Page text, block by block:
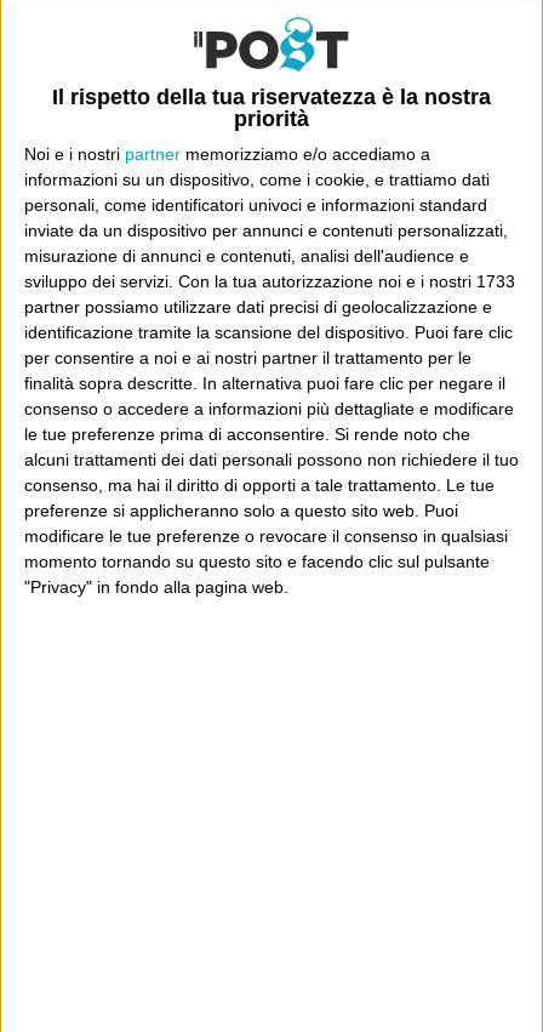
Il rispetto della tua riservatezza è la nostra
priorità
Noi e i nostri partner memorizziamo e/o accediamo a
informazioni su un dispositivo, come i cookie, e trattiamo dati
personali, come identificatori univoci e informazioni standard
inviate da un dispositivo per annunci e contenuti personalizzati,
misurazione di annunci e contenuti, analisi dell'audience e
sviluppo dei servizi. Con la tua autorizzazione noi e i nostri 1733
partner possiamo utilizzare dati precisi di geolocalizzazione e
identificazione tramite la scansione del dispositivo. Puoi fare clic
per consentire a noi e ai nostri partner il trattamento per le
finalità sopra descritte. In alternativa puoi fare clic per negare il
consenso o accedere a informazioni più dettagliate e modificare
le tue preferenze prima di acconsentire. Si rende noto che
alcuni trattamenti dei dati personali possono non richiedere il tuo
consenso, ma hai il diritto di opporti a tale trattamento. Le tue
preferenze si applicheranno solo a questo sito web. Puoi
modificare le tue preferenze o revocare il consenso in qualsiasi
momento tornando su questo sito e facendo clic sul pulsante
"Privacy" in fondo alla pagina web.
Luca Sofri Wittgenstein
POST PRECEDENTE
Il sequel è sempre meglio del primo
POST SUCCESSIVO
“Blair sarà geloso…”
E per i regali di Natale